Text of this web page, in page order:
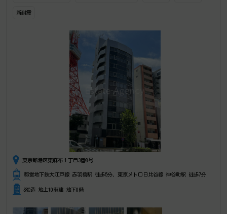
新耐震
東京都港区東麻布１丁目3番8号
都営地下鉄大江戸線 赤羽橋駅 徒歩5分、東京メトロ日比谷線 神谷町駅 徒歩7分
SRC造 地上10階建 地下0階